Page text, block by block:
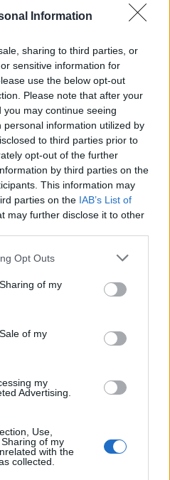
Information
sharing to third parties, or
sensitive information for
use the below opt-out
Please note that after your
may continue seeing
information utilized by
to third parties prior to
opt-out of the further
by third parties on the
This information may
parties on the IAB’s List of
may further disclose it to other
Opt Outs
of my
of my
my
Advertising.
Use,
of my
with the
collected.